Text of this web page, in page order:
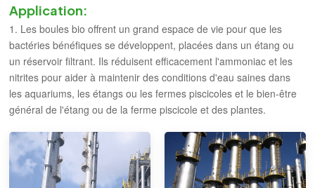
Application:
1. Les boules bio offrent un grand espace de vie pour que les
bactéries bénéfiques se développent, placées dans un étang ou
un réservoir filtrant. Ils réduisent efficacement l'ammoniac et les
nitrites pour aider à maintenir des conditions d'eau saines dans
les aquariums, les étangs ou les fermes piscicoles et le bien-être
général de l'étang ou de la ferme piscicole et des plantes.